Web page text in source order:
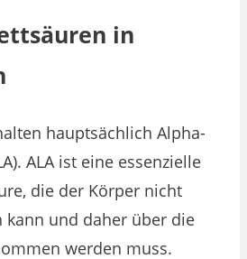
in
hauptsächlich Alpha-
ALA ist eine essenzielle
die der Körper nicht
kann und daher über die
werden muss.